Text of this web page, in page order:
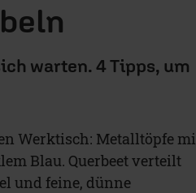
warten. 4 Tipps, um
Werktisch: Metalltöpfe
Blau. Querbeet verteilt
und feine, dünne